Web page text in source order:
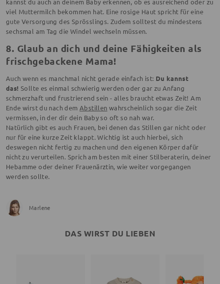
kannst du auch an deinem Baby erkennen, ob es ausreichend oder zu
viel Muttermilch bekommen hat. Eine rosige Haut spricht für eine
gute Versorgung des Sprösslings. Zudem solltest du mindestens
sechsmal am Tag die Windel wechseln müssen.
8. Glaub an dich und deine Fähigkeiten als
frischgebackene Mama!
Auch wenn es manchmal nicht gerade einfach ist: Du kannst
das! Sollte es einmal schwierig werden oder gar zu Anfang
schmerzhaft und frustrierend sein - alles braucht etwas Zeit! Am
Ende wirst du nach dem Abstillen wahrscheinlich sogar die Zeit
vermissen, in der dir dein Baby so oft so nah war.
Natürlich gibt es auch Frauen, bei denen das Stillen gar nicht oder
nur für eine kurze Zeit klappt. Wichtig ist auch hierbei, sich
deswegen nicht fertig zu machen und den eigenen Körper dafür
nicht zu verurteilen. Sprich am besten mit einer Stilberaterin, deiner
Hebamme oder deiner Frauenärztin, wie weiter vorgegangen
werden sollte.
Marlene
DAS WIRST DU LIEBEN